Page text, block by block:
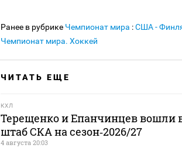
Ранее в рубрике Чемпионат мира :США -
Чемпионат мира. Хоккей
ЧИТАТЬ ЕЩЕ
КХЛ
Терещенко и Епанчинцев вошли
штаб СКА на сезон‑2026/27
4 августа 20:03